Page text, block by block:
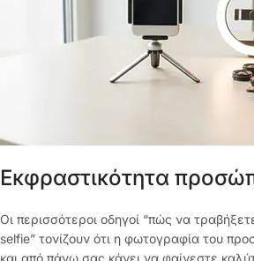
Εκφραστικότητα
Οι περισσότεροι οδηγοί “πώς να
selfie” τονίζουν ότι η φωτογραφία του
και από πάνω σας κάνει να φαίνεστε